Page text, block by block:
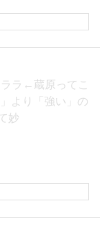
ラ←蔵原ってこ
より「強い」の
妙